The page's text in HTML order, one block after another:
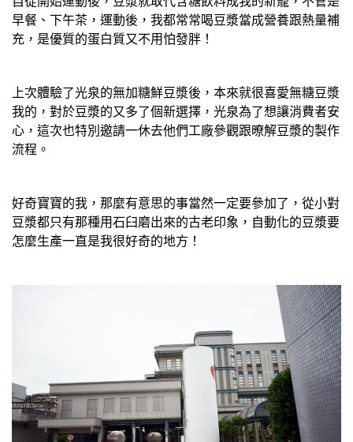
早餐、下午茶，運動後，我都常常喝豆漿當成營養跟熱量補
充，是優質的蛋白質又不用怕發胖！
上次體驗了光泉的無加糖鮮豆漿後，本來就很喜愛無糖豆漿
我的，對於豆漿的又多了個新選擇，光泉為了想讓消費者安
心，這次也特別邀請一休去他們工廠參觀跟暸解豆漿的製作
流程。
好奇寶寶的我，那麼有意思的事當然一定要參加了，從小對
豆漿都只有那種用石臼磨出來的古老印象，自動化的豆漿要
怎麼生產一直是我很好奇的地方！